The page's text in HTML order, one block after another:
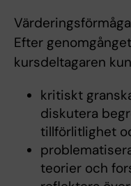
Efter
kursdeltagaren
kritiskt
diskutera
tillförlitlighet
teorier och